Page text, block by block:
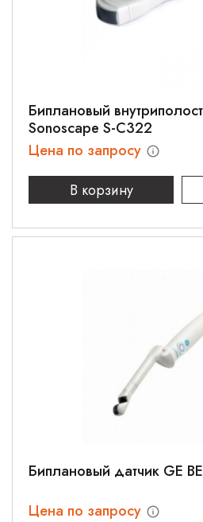
Биплановый
Sonoscape S-C322
Цена по запросу
В корзину
Биплановый датчик GE
Цена по запросу